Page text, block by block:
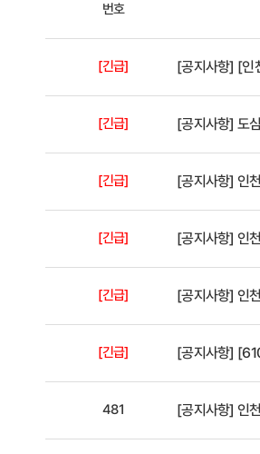
번호
[긴급] [공지사항] [인
[긴급] [공지사항] 도
[긴급] [공지사항] 인
[긴급] [공지사항] 인
[긴급] [공지사항] 인
[긴급] [공지사항]
481 [공지사항] 인